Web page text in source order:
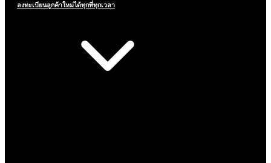
ลงทะเบียนลูกค้าใหม่ได้ทุกที่ทุกเวลา